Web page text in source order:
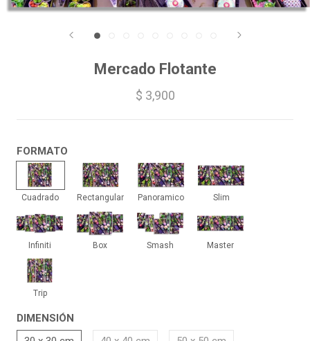
Mercado Flotante
$ 3,900
FORMATO
Cuadrado
Cuadrado
Rectangular
Rectangular
Panoramico
Panoramico
Slim
Slim
Infiniti
Infiniti
Box
Box
Smash
Smash
Master
Master
Trip
Trip
DIMENSIÓN